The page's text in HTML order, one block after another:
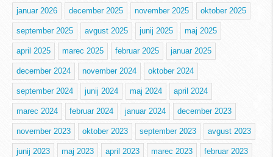
januar 2026 december 2025 november 2025 oktober 2025
september 2025 avgust 2025 junij 2025 maj 2025
april 2025 marec 2025 februar 2025 januar 2025
december 2024 november 2024 oktober 2024
september 2024 junij 2024 maj 2024 april 2024
marec 2024 februar 2024 januar 2024 december 2023
november 2023 oktober 2023 september 2023 avgust 2023
junij 2023 maj 2023 april 2023 marec 2023 februar 2023